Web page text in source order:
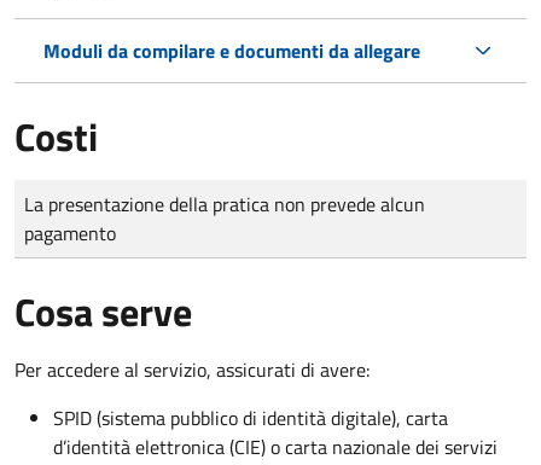
Moduli da compilare e documenti da allegare
Costi
Tipo di pagamento
Importo
La presentazione della pratica non prevede alcun
pagamento
Cosa serve
Per accedere al servizio, assicurati di avere:
SPID (sistema pubblico di identità digitale), carta
d’identità elettronica (CIE) o carta nazionale dei servizi